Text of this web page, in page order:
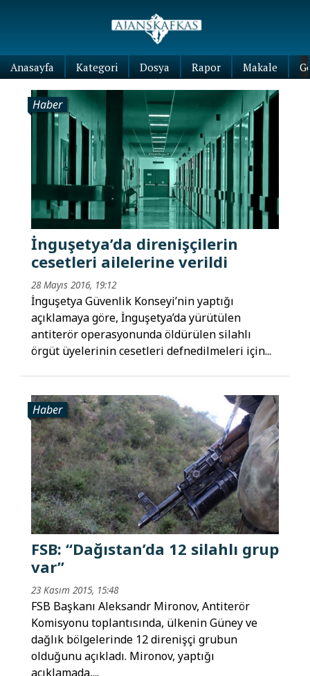
Anasayfa Kategori Dosya Rapor Makale
Haber
İnguşetya’da direnişçilerin
cesetleri ailelerine verildi
28 Mayıs 2016, 19:12
İnguşetya Güvenlik Konseyi’nin yaptığı
açıklamaya göre, İnguşetya’da yürütülen
antiterör operasyonunda öldürülen silahlı
örgüt üyelerinin cesetleri defnedilmeleri için...
Haber
FSB: “Dağıstan’da 12 silahlı grup
var”
23 Kasım 2015, 15:48
FSB Başkanı Aleksandr Mironov, Antiterör
Komisyonu toplantısında, ülkenin Güney ve
dağlık bölgelerinde 12 direnişçi grubun
olduğunu açıkladı. Mironov, yaptığı
açıklamada,...